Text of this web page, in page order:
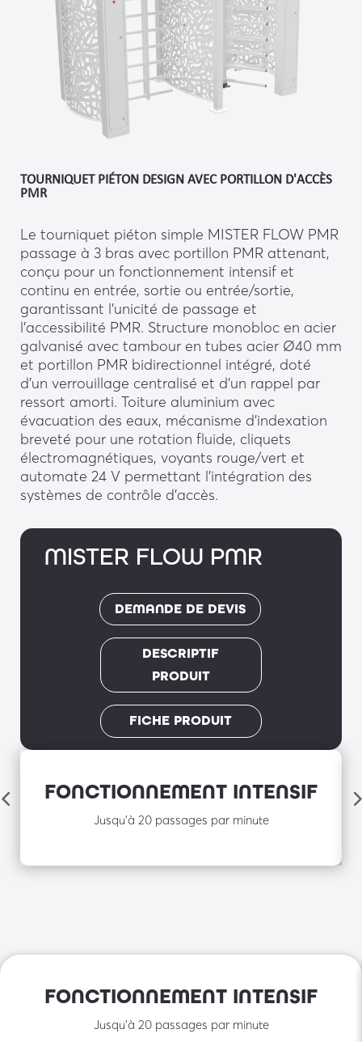
TOURNIQUET PIÉTON DESIGN AVEC PORTILLON D'ACCÈS
PMR
Le tourniquet piéton simple MISTER FLOW PMR
passage à 3 bras avec portillon PMR attenant,
conçu pour un fonctionnement intensif et
continu en entrée, sortie ou entrée/sortie,
garantissant l’unicité de passage et
l’accessibilité PMR. Structure monobloc en acier
galvanisé avec tambour en tubes acier Ø40 mm
et portillon PMR bidirectionnel intégré, doté
d’un verrouillage centralisé et d’un rappel par
ressort amorti. Toiture aluminium avec
évacuation des eaux, mécanisme d’indexation
breveté pour une rotation fluide, cliquets
électromagnétiques, voyants rouge/vert et
automate 24 V permettant l’intégration des
systèmes de contrôle d’accès.
MISTER FLOW PMR
DEMANDE DE DEVIS
DESCRIPTIF
PRODUIT
FICHE PRODUIT
FONCTIONNEMENT INTENSIF
Jusqu’à 20 passages par minute
FONCTIONNEMENT INTENSIF
Jusqu’à 20 passages par minute